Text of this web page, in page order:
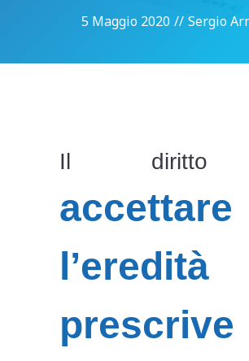
5 Maggio 2020 // Sergio
Il
accettare
prescrive